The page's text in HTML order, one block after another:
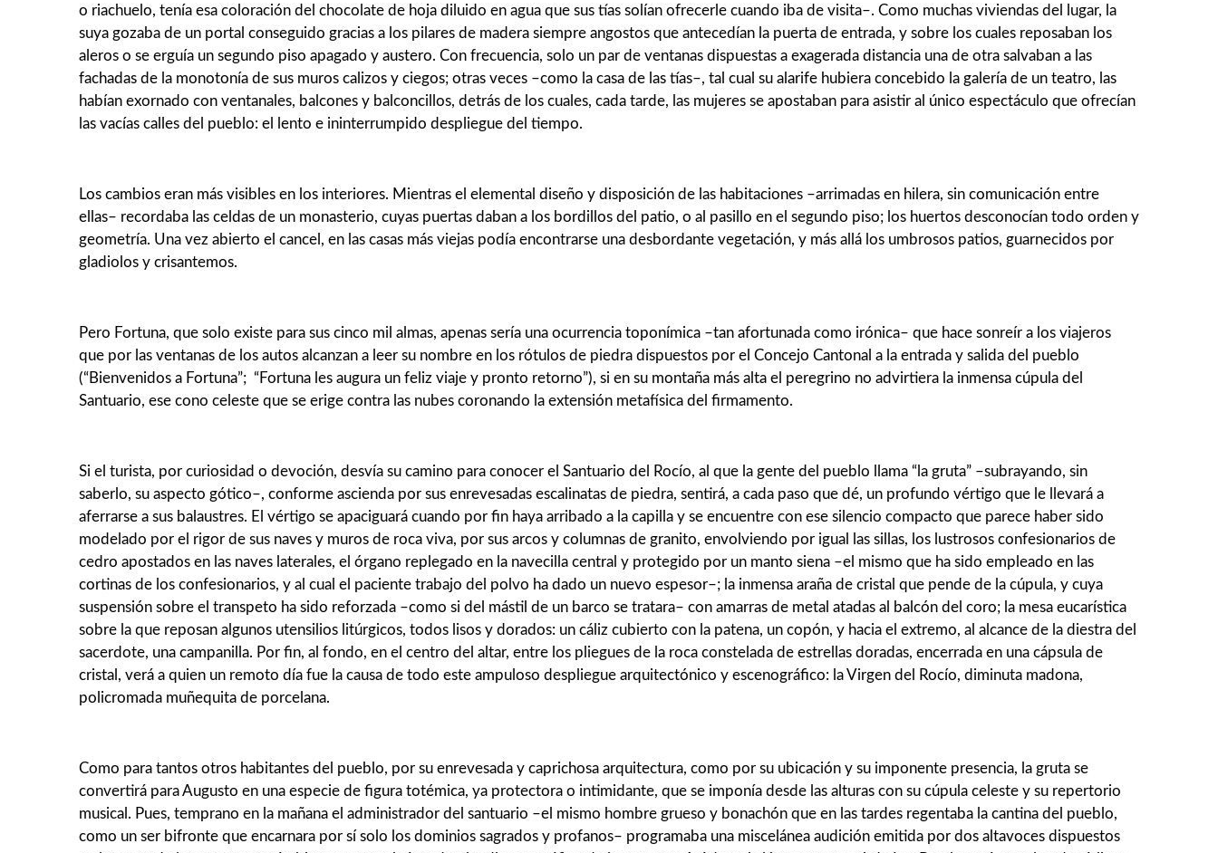
o riachuelo, tenía esa coloración del chocolate de hoja diluido en agua que sus tías solían ofrecerle cuando iba de visita–. Como muchas viviendas del lugar, la
suya gozaba de un portal conseguido gracias a los pilares de madera siempre angostos que antecedían la puerta de entrada, y sobre los cuales reposaban los
aleros o se erguía un segundo piso apagado y austero. Con frecuencia, solo un par de ventanas dispuestas a exagerada distancia una de otra salvaban a las
fachadas de la monoto­nía de sus muros calizos y ciegos; otras veces –como la casa de las tías–, tal cual su alarife hubiera concebido la galería de un teatro, las
habían exornado con ventanales, balcones y balconcillos, detrás de los cuales, cada tarde, las mujeres se apostaban para asistir al único espectáculo que ofrecían
las vacías calles del pueblo: el lento e ininte­rrumpido despliegue del tiempo.
Los cambios eran más visibles en los interiores. Mientras el elemental diseño y disposición de las habitaciones –arrimadas en hi­lera, sin comunicación entre
ellas– recordaba las celdas de un monas­terio, cuyas puertas daban a los bordillos del patio, o al pasillo en el segundo piso; los huertos desconocían todo orden y
geome­tría. Una vez abierto el cancel, en las casas más viejas podía encon­trarse una desbordante vegetación, y más allá los umbrosos patios, guarnecidos por
gladiolos y crisantemos.
Pero Fortuna, que solo existe para sus cinco mil almas, apenas sería una ocurrencia topo­nímica –tan afortunada como irónica– que hace sonreír a los viajeros
que por las ventanas de los autos alcanzan a leer su nombre en los rótu­los de piedra dispuestos por el Concejo Cantonal a la entrada y sa­lida del pueblo
(“Bienvenidos a Fortuna”; “Fortuna les augura un feliz viaje y pronto retorno”), si en su montaña más alta el peregrino no advirtiera la inmensa cúpula del
Santuario, ese cono celeste que se erige contra las nubes coronando la extensión metafísica del firmamento.
Si el turista, por curiosidad o devoción, desvía su camino para conocer el Santuario del Rocío, al que la gente del pueblo llama “la gruta” –subrayando, sin
saberlo, su aspecto gótico–, con­forme ascienda por sus enrevesadas escalinatas de piedra, sentirá, a cada paso que dé, un profundo vértigo que le llevará a
aferrarse a sus balaustres. El vértigo se apaciguará cuando por fin haya arribado a la capilla y se encuentre con ese silencio compacto que parece haber sido
modelado por el rigor de sus naves y muros de roca viva, por sus arcos y columnas de granito, envolviendo por igual las sillas, los lustrosos confesio­narios de
cedro apostados en las naves laterales, el órgano replegado en la navecilla central y pro­tegido por un manto siena –el mismo que ha sido empleado en las
cortinas de los confesionarios, y al cual el paciente trabajo del polvo ha dado un nuevo espesor–; la inmensa araña de cristal que pende de la cúpula, y cuya
suspensión sobre el transpeto ha sido reforzada –como si del mástil de un barco se tratara– con amarras de metal atadas al balcón del coro; la mesa eucarística
sobre la que reposan algunos utensilios litúrgicos, todos lisos y dorados: un cáliz cu­bierto con la patena, un copón, y hacia el extremo, al alcance de la diestra del
sacerdote, una campanilla. Por fin, al fondo, en el centro del altar, entre los pliegues de la roca constelada de estrellas doradas, ence­rrada en una cápsula de
cristal, verá a quien un remoto día fue la causa de todo este ampuloso despliegue arquitectónico y esceno­grá­fico: la Virgen del Rocío, diminuta madona,
policromada muñequita de porcelana.
Como para tantos otros habitantes del pueblo, por su enrevesada y caprichosa arquitectura, como por su ubicación y su imponente presencia, la gruta se
convertirá para Augusto en una especie de figura totémica, ya protectora o intimidante, que se imponía desde las alturas con su cúpula celeste y su repertorio
musical. Pues, temprano en la mañana el administrador del santuario –el mismo hombre grueso y bonachón que en las tardes regentaba la cantina del pueblo,
como un ser bifronte que encarnara por sí solo los dominios sagrados y profanos– programaba una miscelánea audición emitida por dos altavoces dispuestos